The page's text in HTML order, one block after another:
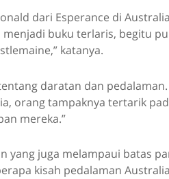
dari Esperance di
buku terlaris, begitu
katanya.
daratan dan
orang tampaknya tertarik
mereka.”
yang juga melampaui batas
kisah pedalaman